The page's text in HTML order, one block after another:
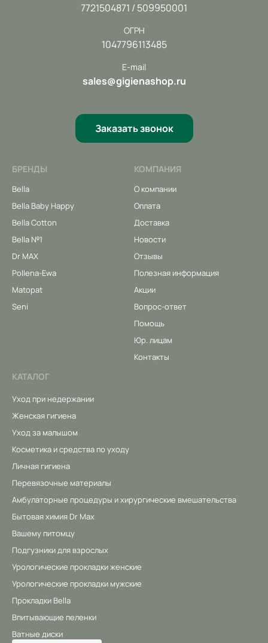
7721504871 / 509950001
ОГРН
1047796113485
E-mail
sales@gigienashop.ru
Заказать звонок
БРЕНДЫ
Bella
Bella Baby Happy
Bella Cotton
Bella №1
Dr MAX
Pollena-Ewa
Matopat
Seni
КОМПАНИЯ
О компании
Оплата
Доставка
Новости
Отзывы
Полезная информация
Акции
Вопрос-ответ
Помощь
Юр. лицам
Контакты
КАТАЛОГ
Уход при недержании
Женская гигиена
Уход за малышом
Косметика и средства по уходу
Личная гигиена
Перевязочные материалы
Амбулаторные процедуры и хирургические вмешательства
Бытовая химия Dr Max
Вашему питомцу
Подгузники для взрослых
Урологические прокладки женские
Урологические прокладки мужские
Прокладки Bella
Впитывающие пеленки
Ватные диски